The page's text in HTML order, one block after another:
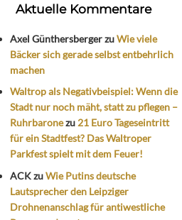
Aktuelle Kommentare
Axel GünthersbergerzuWie viele
Bäcker sich gerade selbst entbehrlich
machen
Waltrop als Negativbeispiel: Wenn die
Stadt nur noch mäht, statt zu pflegen –
Ruhrbaronezu 21 Euro Tageseintritt
für ein Stadtfest? Das Waltroper
Parkfest spielt mit dem Feuer!
ACKzuWie Putins deutsche
Lautsprecher den Leipziger
Drohnenanschlag für antiwestliche